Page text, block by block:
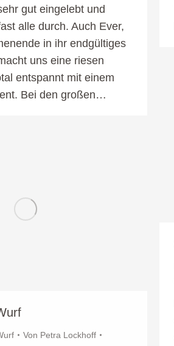
gut eingelebt und
alle durch. Auch Ever,
in ihr endgültiges
uns eine riesen
entspannt mit einem
Bei den großen…
Von Petra Lockhoff